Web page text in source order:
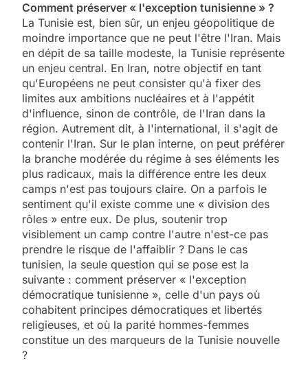
Comment préserver « l'exception tunisienne » ?
La Tunisie est, bien sûr, un enjeu géopolitique de
moindre importance que ne peut l'être l'Iran. Mais
en dépit de sa taille modeste, la Tunisie représente
un enjeu central. En Iran, notre objectif en tant
qu'Européens ne peut consister qu'à fixer des
limites aux ambitions nucléaires et à l'appétit
d'influence, sinon de contrôle, de l'Iran dans la
région. Autrement dit, à l'international, il s'agit de
contenir l'Iran. Sur le plan interne, on peut préférer
la branche modérée du régime à ses éléments les
plus radicaux, mais la différence entre les deux
camps n'est pas toujours claire. On a parfois le
sentiment qu'il existe comme une « division des
rôles » entre eux. De plus, soutenir trop
visiblement un camp contre l'autre n'est-ce pas
prendre le risque de l'affaiblir ? Dans le cas
tunisien, la seule question qui se pose est la
suivante : comment préserver « l'exception
démocratique tunisienne », celle d'un pays où
cohabitent principes démocratiques et libertés
religieuses, et où la parité hommes-femmes
constitue un des marqueurs de la Tunisie nouvelle
?